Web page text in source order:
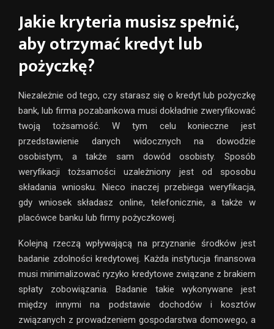
Jakie kryteria musisz spełnić,
aby otrzymać kredyt lub
pożyczkę?
Niezależnie od tego, czy starasz się o kredyt lub pożyczkę
bank, lub firma pozabankowa musi dokładnie zweryfikować
twoją tożsamość. W tym celu konieczne jest
przedstawienie danych widocznych na dowodzie
osobistym, a także sam dowód osobisty. Sposób
weryfikacji tożsamości uzależniony jest od sposobu
składania wniosku. Nieco inaczej przebiega weryfikacja,
gdy wniosek składasz online, telefonicznie, a także w
placówce banku lub firmy pożyczkowej.
Kolejną rzeczą wpływającą na przyznanie środków jest
badanie zdolności kredytowej. Każda instytucja finansowa
musi minimalizować ryzyko kredytowe związane z brakiem
spłaty zobowiązania. Badanie takie wykonywane jest
między innymi na podstawie dochodów i kosztów
związanych z prowadzeniem gospodarstwa domowego, a